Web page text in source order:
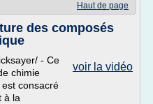
Haut de page
des composés
voir la vidéo
- Ce
chimie
consacré
à la